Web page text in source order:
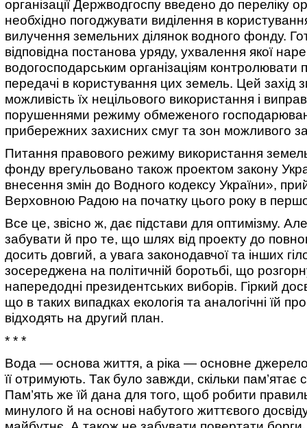
організації Держводгоспу введено до переліку
необхідно погоджувати виділення в
вилучення земельних ділянок водного фонду.
відповідна постанова уряду, ухвалення якої
водогосподарським організаціям контролювати
передачі в користування цих земель. Цей захід
можливість їх нецільового використання і
порушеннями режиму обмеженого
прибережних захисних смуг та зон можливого
Питання правового режиму використання
фонду врегульовано також проектом закону
внесення змін до Водного кодексу України»,
Верховною Радою на початку цього року в
Все це, звісно ж, дає підстави для оптимізму.
забувати й про те, що шлях від проекту до
досить довгий, а увага законодавчої та інших
зосереджена на політичній боротьбі, що
напередодні президентських виборів. Гіркий
що в таких випадках екологія та аналогічні їй
відходять на другий план.
* * *
Вода — основа життя, а ріка — основне
її отримують. Так було завжди, скільки
Пам’ять же їй дана для того, щоб робити
минулого й на основі набутого життєвого